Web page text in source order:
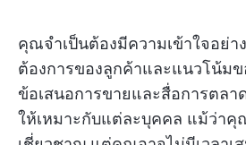
คุณจำเป็นต้องมีความเข้าใจอย่า
ต้องการของลูกค้าและแนวโน้มข
ข้อเสนอการขายและสื่อการตล
ให้เหมาะกับแต่ละบุคคล แม้ว่าคุ